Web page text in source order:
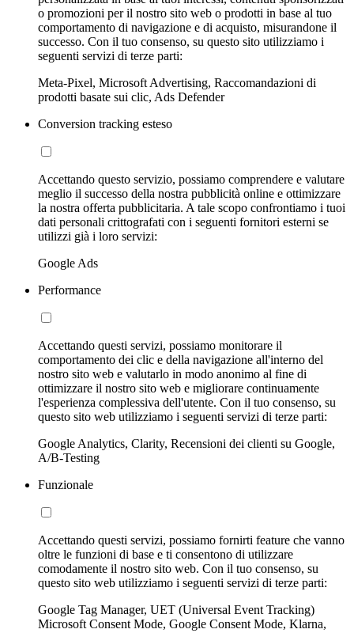
o promozioni per il nostro sito web o prodotti in base al tuo
comportamento di navigazione e di acquisto, misurandone il
successo. Con il tuo consenso, su questo sito utilizziamo i
seguenti servizi di terze parti:
Meta-Pixel, Microsoft Advertising, Raccomandazioni di
prodotti basate sui clic, Ads Defender
Conversion tracking esteso
Accettando questo servizio, possiamo comprendere e valutare
meglio il successo della nostra pubblicità online e ottimizzare
la nostra offerta pubblicitaria. A tale scopo confrontiamo i tuoi
dati personali crittografati con i seguenti fornitori esterni se
utilizzi già i loro servizi:
Google Ads
Performance
Accettando questi servizi, possiamo monitorare il
comportamento dei clic e della navigazione all'interno del
nostro sito web e valutarlo in modo anonimo al fine di
ottimizzare il nostro sito web e migliorare continuamente
l'esperienza complessiva dell'utente. Con il tuo consenso, su
questo sito web utilizziamo i seguenti servizi di terze parti:
Google Analytics, Clarity, Recensioni dei clienti su Google,
A/B-Testing
Funzionale
Accettando questi servizi, possiamo fornirti feature che vanno
oltre le funzioni di base e ti consentono di utilizzare
comodamente il nostro sito web. Con il tuo consenso, su
questo sito web utilizziamo i seguenti servizi di terze parti:
Google Tag Manager, UET (Universal Event Tracking)
Microsoft Consent Mode, Google Consent Mode, Klarna,